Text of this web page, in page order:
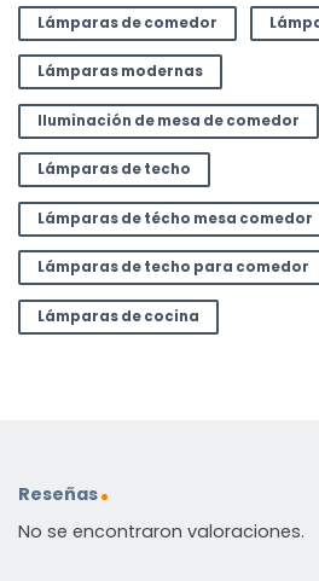
Lámparas de comedor
Lámparas modernas
Iluminación de mesa de comedor
Lámparas de techo
Lámparas de técho mesa comedor
Lámparas de techo para comedor
Lámparas de cocina
Reseñas
No se encontraron valoraciones.